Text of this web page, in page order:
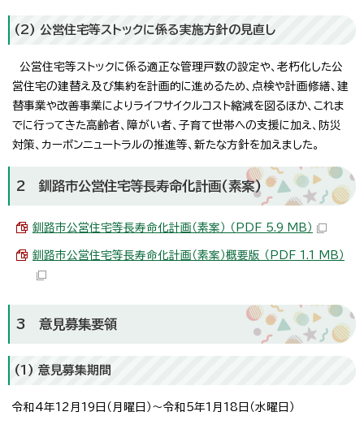
(2) 公営住宅等ストックに係る実施方針の見直し
公営住宅等ストックに係る適正な管理戸数の設定や、老朽化した公
営住宅の建替え及び集約を計画的に進めるため、点検や計画修繕、建
替事業や改善事業によりライフサイクルコスト縮減を図るほか、これま
でに行ってきた高齢者、障がい者、子育て世帯への支援に加え、防災
対策、カーボンニュートラルの推進等、新たな方針を加えました。
2 釧路市公営住宅等長寿命化計画(素案)
釧路市公営住宅等長寿命化計画（素案） （PDF 5.9 MB）
釧路市公営住宅等長寿命化計画（素案）概要版 （PDF 1.1 MB）
3 意見募集要領
(1) 意見募集期間
令和4年12月19日（月曜日）～令和5年1月18日（水曜日）